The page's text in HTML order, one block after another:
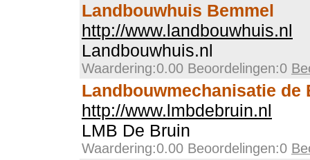
Landbouwhuis Bemmel
http://www.landbouwhuis.nl
Landbouwhuis.nl
Waardering:0.00 Beoordelingen:0
Landbouwmechanisatie de
http://www.lmbdebruin.nl
LMB De Bruin
Waardering:0.00 Beoordelingen:0